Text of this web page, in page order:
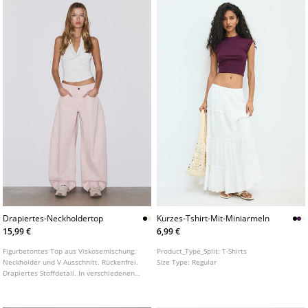
Drapiertes-Neckholdertop
15,99 €
Figurbetontes Top aus Viskosemischung.
Neckholder und V Ausschnitt. Rückenfrei.
Drapiertes Stoffdetail. In verschiedenen
Kurzes-Tshirt-Mit-Miniarmeln
6,99 €
Product_Type_Split:T-Shirts
Size Type: Regular